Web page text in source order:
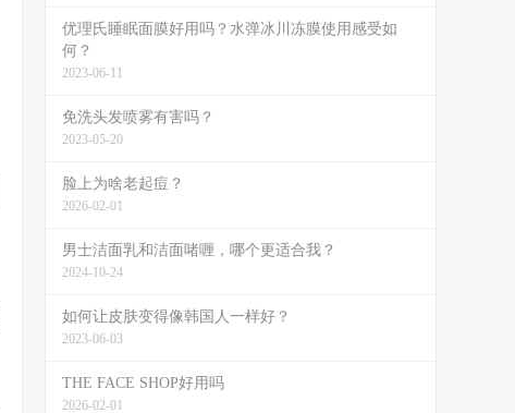
优理氏睡眠面膜好用吗？水弹冰川冻膜使用感受如
何？
2023-06-11
免洗头发喷雾有害吗？
2023-05-20
脸上为啥老起痘？
2026-02-01
男士洁面乳和洁面啫喱，哪个更适合我？
2024-10-24
如何让皮肤变得像韩国人一样好？
2023-06-03
THE FACE SHOP好用吗
2026-02-01